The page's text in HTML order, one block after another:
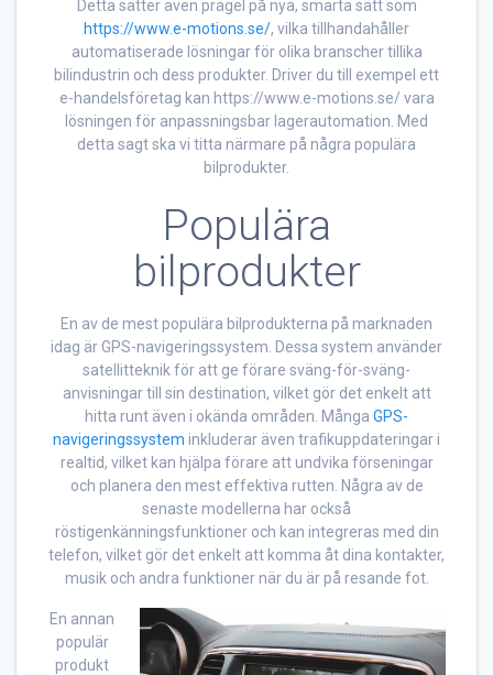
Detta sätter även prägel på nya, smarta sätt som
https://www.e-motions.se/, vilka tillhandahåller
automatiserade lösningar för olika branscher tillika
bilindustrin och dess produkter. Driver du till exempel ett
e-handelsföretag kan https://www.e-motions.se/ vara
lösningen för anpassningsbar lagerautomation. Med
detta sagt ska vi titta närmare på några populära
bilprodukter.
Populära
bilprodukter
En av de mest populära bilprodukterna på marknaden
idag är GPS-navigeringssystem. Dessa system använder
satellitteknik för att ge förare sväng-för-sväng-
anvisningar till sin destination, vilket gör det enkelt att
hitta runt även i okända områden. Många GPS-
navigeringssystem inkluderar även trafikuppdateringar i
realtid, vilket kan hjälpa förare att undvika förseningar
och planera den mest effektiva rutten. Några av de
senaste modellerna har också
röstigenkänningsfunktioner och kan integreras med din
telefon, vilket gör det enkelt att komma åt dina kontakter,
musik och andra funktioner när du är på resande fot.
En annan
populär
produkt